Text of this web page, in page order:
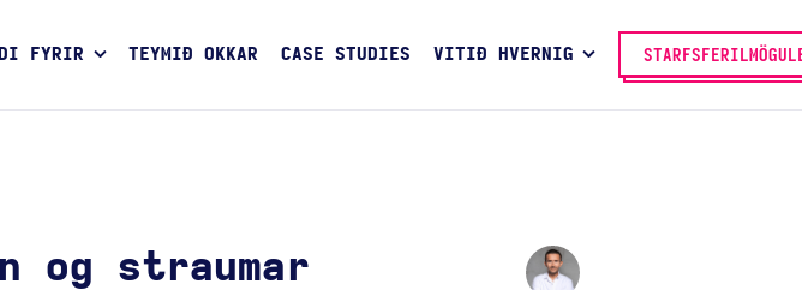
FYRIR TEYMIÐ OKKAR CASE STUDIES VITIÐ HVERNIG
og straumar